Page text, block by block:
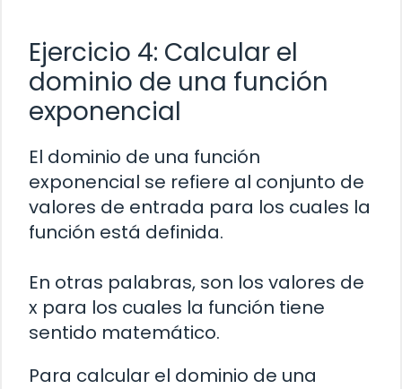
Ejercicio 4: Calcular el
dominio de una función
exponencial
El dominio de una función
exponencial se refiere al conjunto de
valores de entrada para los cuales la
función está definida.
En otras palabras, son los valores de
x para los cuales la función tiene
sentido matemático.
Para calcular el dominio de una